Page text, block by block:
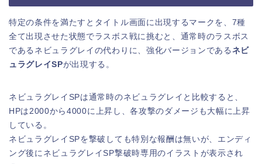
特定の条件を満たすとタイトル画面に出現するマークを、7種
全て出現させた状態でラスボス戦に挑むと、通常時のラスボス
であるネビュラグレイの代わりに、強化バージョンである ネビ
ュラグレイSPが出現する。
ネビュラグレイSPは通常時のネビュラグレイと比較すると、
HPは2000から4000に上昇し、各攻撃のダメージも大幅に上昇
している。
ネビュラグレイSPを撃破しても特別な報酬は無いが、エンディ
ング後にネビュラグレイSP撃破時専用のイラストが表示され